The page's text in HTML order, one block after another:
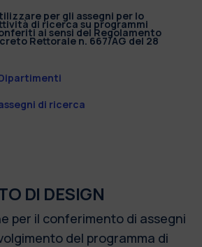
per gli assegni per lo
di ricerca su programmi
ai sensi del Regolamento
Rettorale n. 667/AG del 28
di ricerca
DI DESIGN
per il conferimento di assegni
del programma di